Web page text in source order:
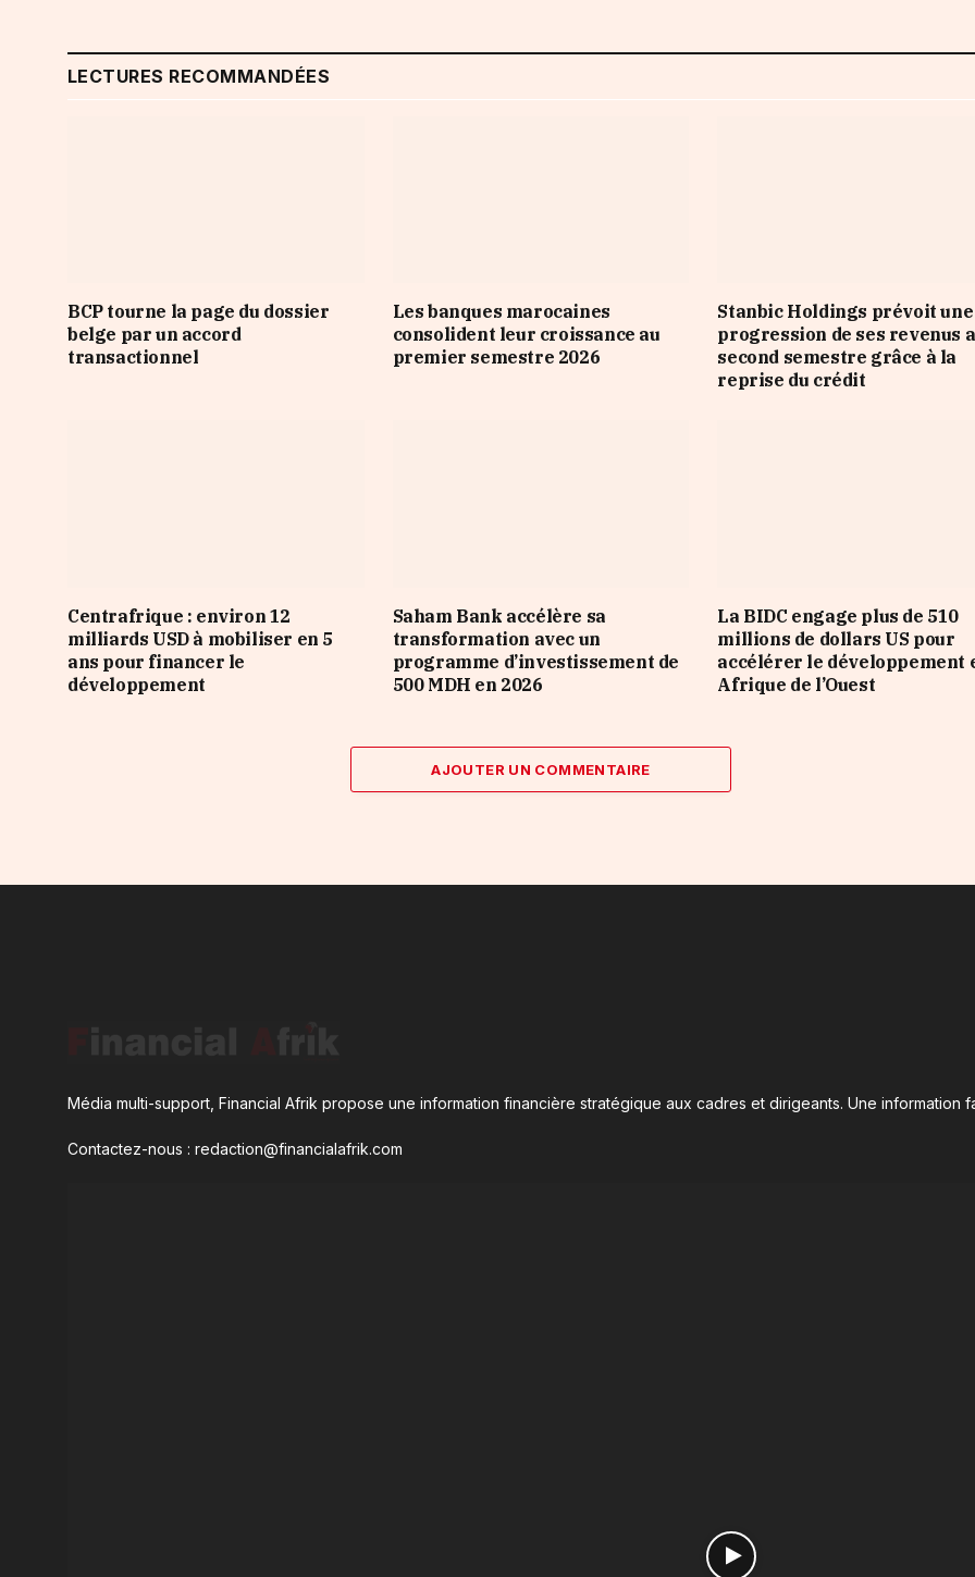
LECTURES RECOMMANDÉES
BCP tourne la page du dossier
belge par un accord
transactionnel
Les banques marocaines
consolident leur croissance au
premier semestre 2026
Stanbic Holdings prévoit une
progression de ses revenus
second semestre grâce à la
reprise du crédit
Centrafrique : environ 12
milliards USD à mobiliser en 5
ans pour financer le
développement
Saham Bank accélère sa
transformation avec un
programme d’investissement de
500 MDH en 2026
La BIDC engage plus de 510
millions de dollars US pour
accélérer le développement
Afrique de l’Ouest
AJOUTER UN COMMENTAIRE
Média multi-support, Financial Afrik propose une information financière stratégique aux cadres et dirigeants. Une information
Contactez-nous : redaction@financialafrik.com